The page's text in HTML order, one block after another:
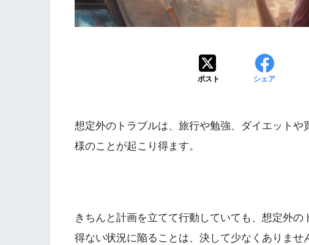
ポスト シェア
想定外のトラブルは、旅行や勉強、ダイエットや
様のことが起こり得ます。
きちんと計画を立てて行動していても、想定外
得ない状況に陥ることは、決して少なくありませ